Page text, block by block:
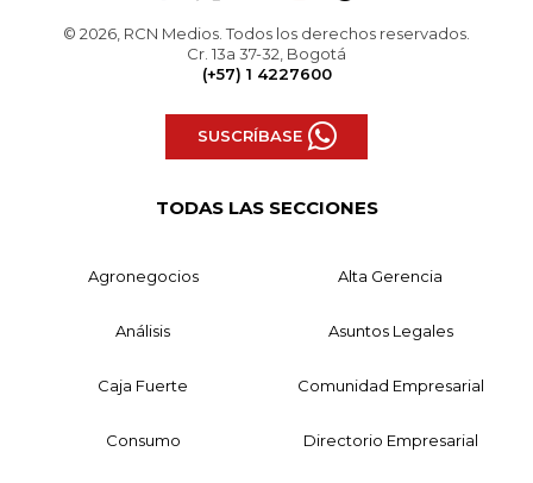
© 2026, RCN Medios. Todos los derechos reservados.
Cr. 13a 37-32, Bogotá
(+57) 1 4227600
SUSCRÍBASE
TODAS LAS SECCIONES
Agronegocios Alta Gerencia
Análisis Asuntos Legales
Caja Fuerte Comunidad Empresarial
Consumo Directorio Empresarial